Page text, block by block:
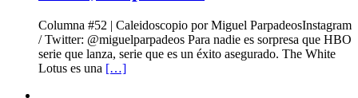
Columna #52 | Caleidoscopio por Miguel ParpadeosInstagram
/ Twitter: @miguelparpadeos Para nadie es sorpresa que HBO
serie que lanza, serie que es un éxito asegurado. The White
Lotus es una […]